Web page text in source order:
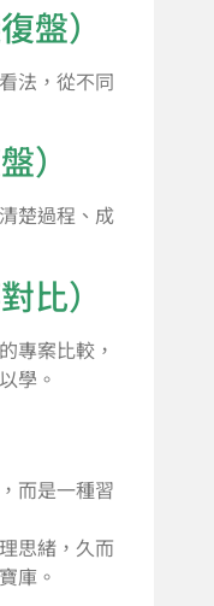
盤）
法，從不同
）
楚過程、成
比）
專案比較，
學。
而是一種習
思緒，久而
庫。